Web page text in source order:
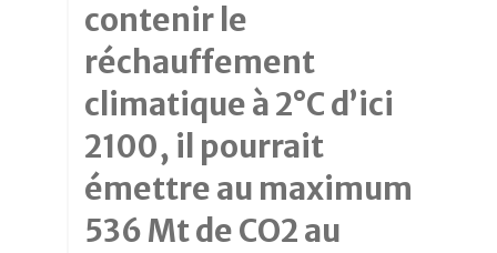
contenir le
réchauffement
climatique à 2°C d’ici
2100, il pourrait
émettre au maximum
536 Mt de CO2 au